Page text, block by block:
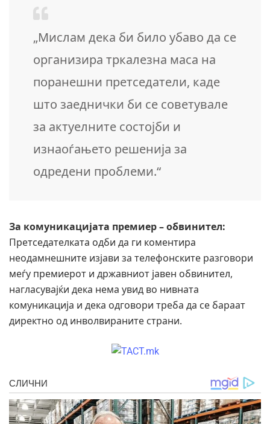
„Мислам дека би било убаво да се
организира тркалезна маса на
поранешни претседатели, каде
што заеднички би се советувале
за актуелните состојби и
изнаоѓањето решенија за
одредени проблеми.“
За комуникацијата премиер – обвинител:
Претседателката одби да ги коментира
неодамнешните изјави за телефонските разговори
меѓу премиерот и државниот јавен обвинител,
нагласувајќи дека нема увид во нивната
комуникација и дека одговори треба да се бараат
директно од инволвираните страни.